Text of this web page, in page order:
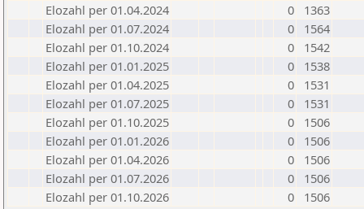
Elozahl per 01.04.2024
0
1363
Elozahl per 01.07.2024
0
1564
Elozahl per 01.10.2024
0
1542
Elozahl per 01.01.2025
0
1538
Elozahl per 01.04.2025
0
1531
Elozahl per 01.07.2025
0
1531
Elozahl per 01.10.2025
0
1506
Elozahl per 01.01.2026
0
1506
Elozahl per 01.04.2026
0
1506
Elozahl per 01.07.2026
0
1506
Elozahl per 01.10.2026
0 1506